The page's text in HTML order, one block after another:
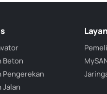
Beton
Pengerekan
Jalan